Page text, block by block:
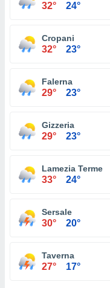
32° 24°
Cropani
32° 23°
Falerna
29° 23°
Gizzeria
29° 23°
Lamezia Terme
33° 24°
Sersale
30° 20°
Taverna
27° 17°